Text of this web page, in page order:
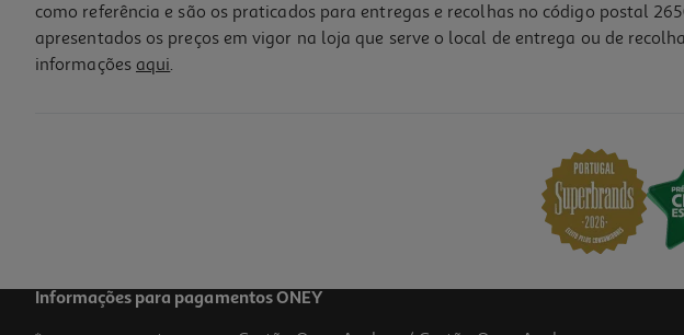
como referência e são os praticados para entregas e recolhas no código postal
apresentados os preços em vigor na loja que serve o local de entrega ou de
informações aqui.
Informações para pagamentos ONEY